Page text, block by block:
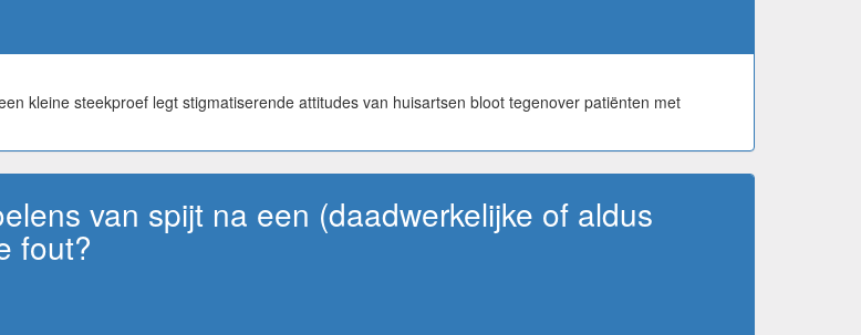
kleine steekproef legt stigmatiserende attitudes van huisartsen bloot tegenover patiënten met
van spijt na een (daadwerkelijke of aldus
fout?